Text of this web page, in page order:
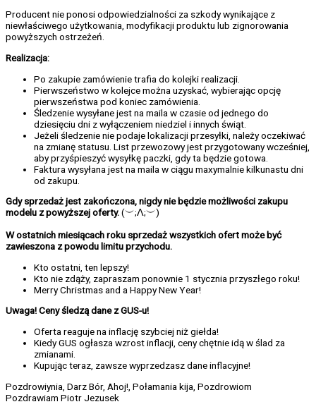
Producent nie ponosi odpowiedzialności za szkody wynikające z
niewłaściwego użytkowania, modyfikacji produktu lub zignorowania
powyższych ostrzeżeń.
Realizacja:
Po zakupie zamówienie trafia do kolejki realizacji.
Pierwszeństwo w kolejce można uzyskać, wybierając opcję
pierwszeństwa pod koniec zamówienia.
Śledzenie wysyłane jest na maila w czasie od jednego do
dziesięciu dni z wyłączeniem niedziel i innych świąt.
Jeżeli śledzenie nie podaje lokalizacji przesyłki, należy oczekiwać
na zmianę statusu. List przewozowy jest przygotowany wcześniej,
aby przyśpieszyć wysyłkę paczki, gdy ta będzie gotowa.
Faktura wysyłana jest na maila w ciągu maxymalnie kilkunastu dni
od zakupu.
Gdy sprzedaż jest zakończona, nigdy nie będzie możliwości zakupu
modelu z powyższej oferty.(︶;ᐱ;︶)
W ostatnich miesiącach roku sprzedaż wszystkich ofert może być
zawieszona z powodu limitu przychodu.
Kto ostatni, ten lepszy!
Kto nie zdąży, zapraszam ponownie 1 stycznia przyszłego roku!
Merry Christmas and a Happy New Year!
Uwaga! Ceny śledzą dane z GUS-u!
Oferta reaguje na inflację szybciej niż giełda!
Kiedy GUS ogłasza wzrost inflacji, ceny chętnie idą w ślad za
zmianami.
Kupując teraz, zawsze wyprzedzasz dane inflacyjne!
Pozdrowiynia, Darz Bór, Ahoj!, Połamania kija, Pozdrowiom
Pozdrawiam Piotr Jezusek